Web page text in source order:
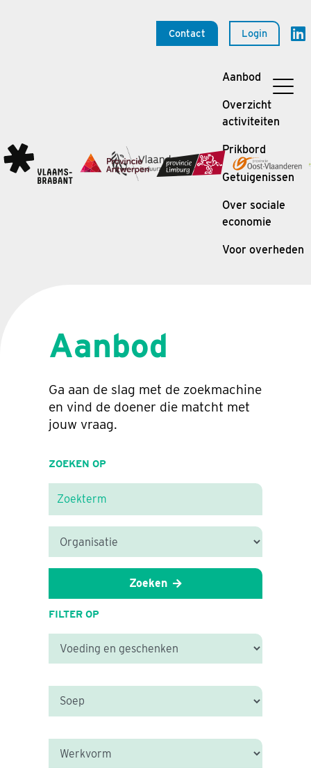
Contact Login
Aanbod
Overzicht
activiteiten
Prikbord
Getuigenissen
Over sociale
economie
Voor overheden
Aanbod
Ga aan de slag met de zoekmachine
en vind de doener die matcht met
jouw vraag.
ZOEKEN OP
Zoeken
FILTER OP